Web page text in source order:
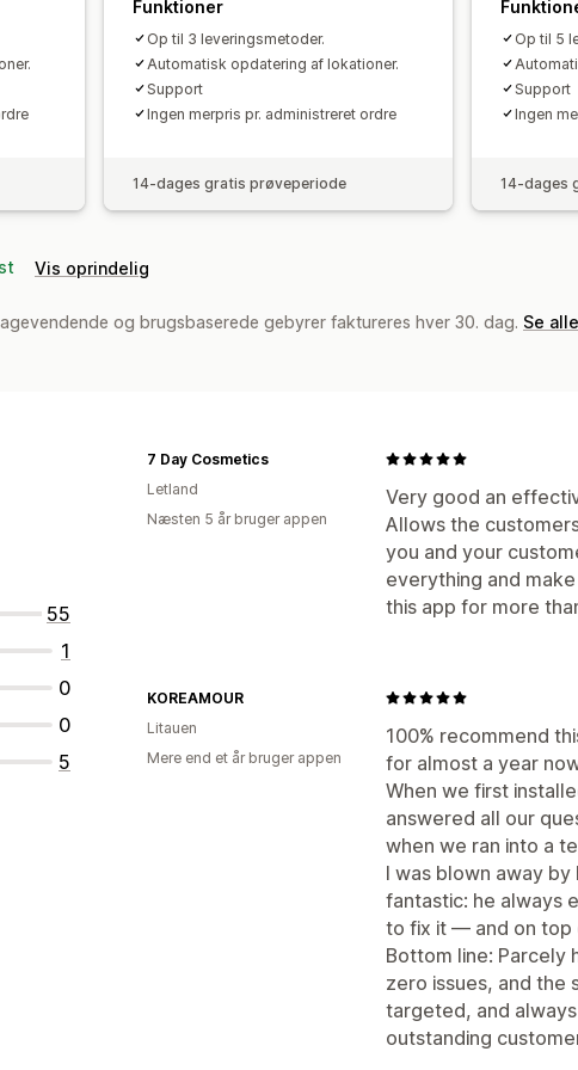
Funktioner
Op til 3 leveringsmetoder.
Automatisk opdatering af lokationer.
Support
Ingen merpris pr. administreret ordre
14-dages gratis prøveperiode
Op til 5
Support
Ingen
14-dages
Vis oprindelig
og brugsbaserede gebyrer faktureres hver 30. dag. Se
55
1
0
0
5
Very good an
Allows the
you and your
everything and
this app for more
7 Day Cosmetics
Letland
Næsten 5 år bruger appen
100% recommend
for almost a year
When we first
answered all our
when we ran into a
I was blown away
fantastic: he always
to fix it — and on top
Bottom line: Parcely
zero issues, and
targeted, and
outstanding
KOREAMOUR
Litauen
Mere end et år bruger appen